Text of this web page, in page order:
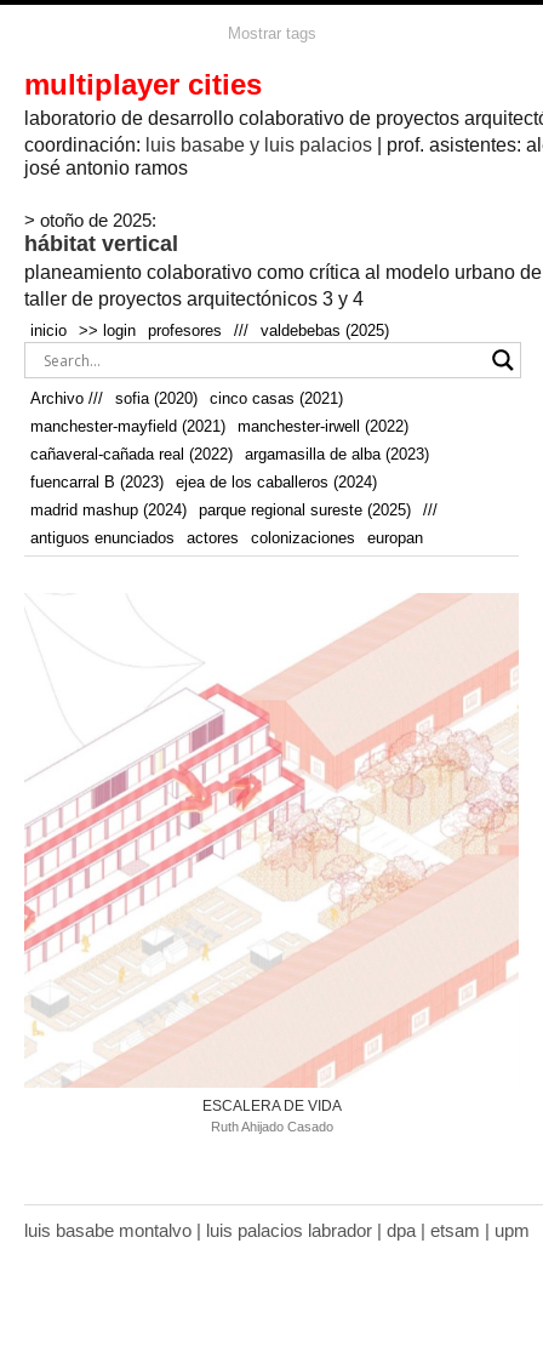
agricultura agricultura circular
arquitectura textil arte artesanía
bicicletas biodiversidad biorrefinería biotecnología bloque lineal
bodega bosque botánica caminos camping campo
cañada
real
canal cañaveral
real
cocina colaboración
autonoma
conectar
cooperativa crecimiento cueva cultivo cultivos deporte
don
quijote
ecosistema ejea de los caballeros
renovables
enterrado espacio social espacio verde
estructura europan fauna
fernández del amo festival fiesta flexibilidad fotomontaje
fuencarral b gastronomía geologia
geometrización curvas de
nivel
grúas habitar habitat hábitat hotel
infraestructura inmigración instalaciones invernadero
laguna línea del tiempo lineal longitudinal
manchester mapeo marihuana mayfield
mercado
modular modulo
nucleos olivos
paragüas parking
plegable prefabricado producción
productivo protección de los ecosistemas
pueblo de
colonización
rave recorrido regadío
regeneración
remolacha
retiro rio ruina ruinas sistema social
sociedad
sostenibilidad sota tecnología tejido
telas
temporalidad
temporeros territorio tiempo tierra torre
torres trabajo trama urbana transporte turismo urbanismo
vegetacion vegetación vertedero viñedos vino visión
vision vivienda vivienda adosada
altura vivienda minima vivienda social vivienda temporal
yoga
Mostrar tags
multiplayer cities
laboratorio de desarrollo colaborativo de proyectos
coordinación: luis basabe y luis palacios | prof. asistentes:
josé antonio ramos
> otoño de 2025:
hábitat vertical
planeamiento colaborativo como crítica al modelo urbano
taller de proyectos arquitectónicos 3 y 4
inicio >> login profesores /// valdebebas (2025)
Archivo /// sofia (2020)
cinco casas (2021)
manchester-mayfield (2021)
manchester-irwell (2022)
cañaveral-cañada real (2022)
argamasilla de alba (2023)
fuencarral B (2023)
ejea de los caballeros (2024)
madrid mashup (2024)
parque regional sureste (2025)
///
antiguos enunciados
actores colonizaciones europan
ESCALERA DE VIDA
Ruth Ahijado Casado
luis basabe montalvo | luis palacios labrador | dpa | etsam | upm